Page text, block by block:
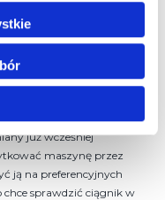
szczytach – głębokiej
– sięga po
to ma sens?
pomijany przy
już wcześniej
maszynę przez
ją na preferencyjnych
chce sprawdzić ciągnik w